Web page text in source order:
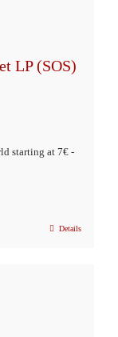
LP (SOS)
starting at 7€ -
Details